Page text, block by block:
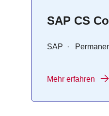
SAP CS
SAP ·
Mehr erfahren